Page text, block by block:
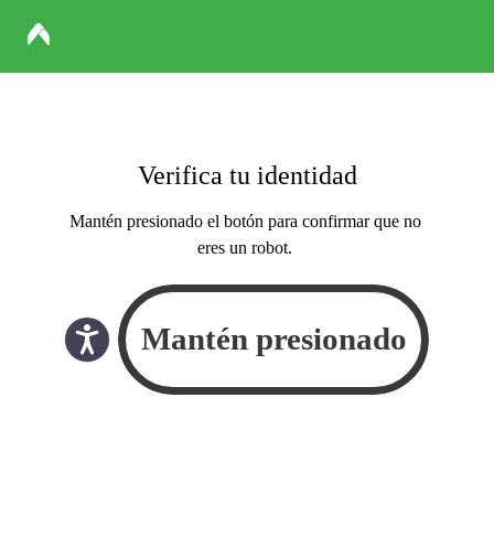
Verifica tu identidad
Mantén presionado el botón para confirmar que no
eres un robot.